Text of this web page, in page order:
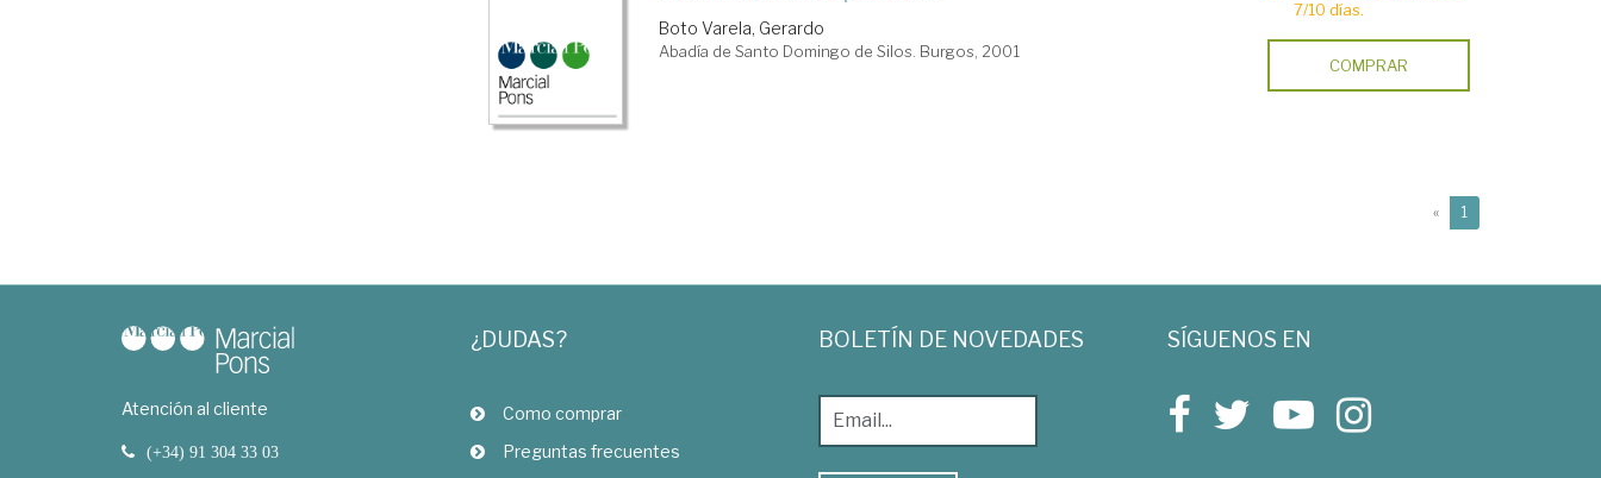
Boto Varela, Gerardo
Abadía de Santo Domingo de Silos. Burgos, 2001
7/10 días.
COMPRAR
« 1
Atención al cliente
(+34) 91 304 33 03
¿DUDAS?
Como comprar
Preguntas frecuentes
BOLETÍN DE NOVEDADES SÍGUENOS EN